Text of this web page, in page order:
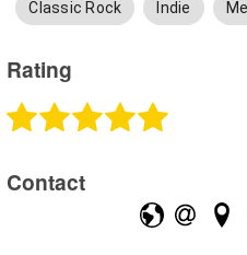
Classic Rock Indie
Rating
Contact